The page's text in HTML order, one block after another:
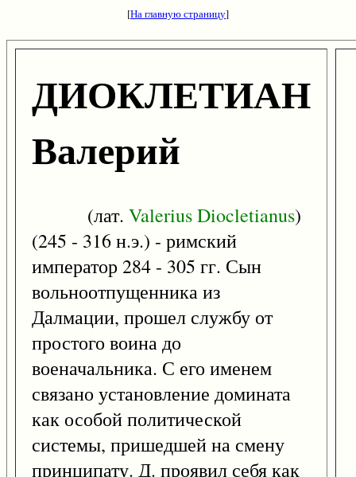
[На главную страницу]
ДИОКЛЕТИАН
Валерий
(лат. ValeriusDiocletianus)
(245 - 316 н.э.) - римский
император 284 - 305 гг. Сын
вольноотпущенника из
Далмации, прошел службу от
простого воина до
военачальника. С его именем
связано установление домината
как особой политической
системы, пришедшей на смену
принципату. Д. проявил себя как